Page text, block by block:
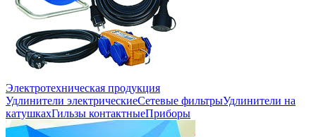
Электротехническая продукция
Удлинители электрическиеСетевые фильтрыУдлинители на
катушкахГильзы контактныеПриборы